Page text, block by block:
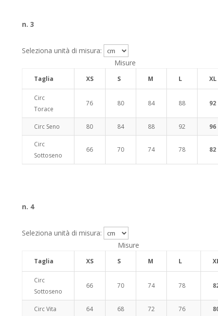
n. 3
Seleziona unità di misura:
Misure
Taglia XS S M L XL
Circ
Torace
76 80 84 88 92
Circ Seno 80 84 88 92 96
Circ
Sottoseno
66 70 74 78 82
n. 4
Seleziona unità di misura:
Misure
Taglia XS S M L
Circ
Sottoseno
66 70 74 78
Circ Vita 64 68 72 76